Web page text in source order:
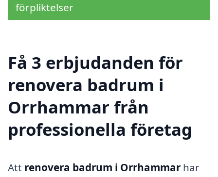
förpliktelser
Få 3 erbjudanden för
renovera badrum i
Orrhammar från
professionella företag
Att renovera badrum i Orrhammar har